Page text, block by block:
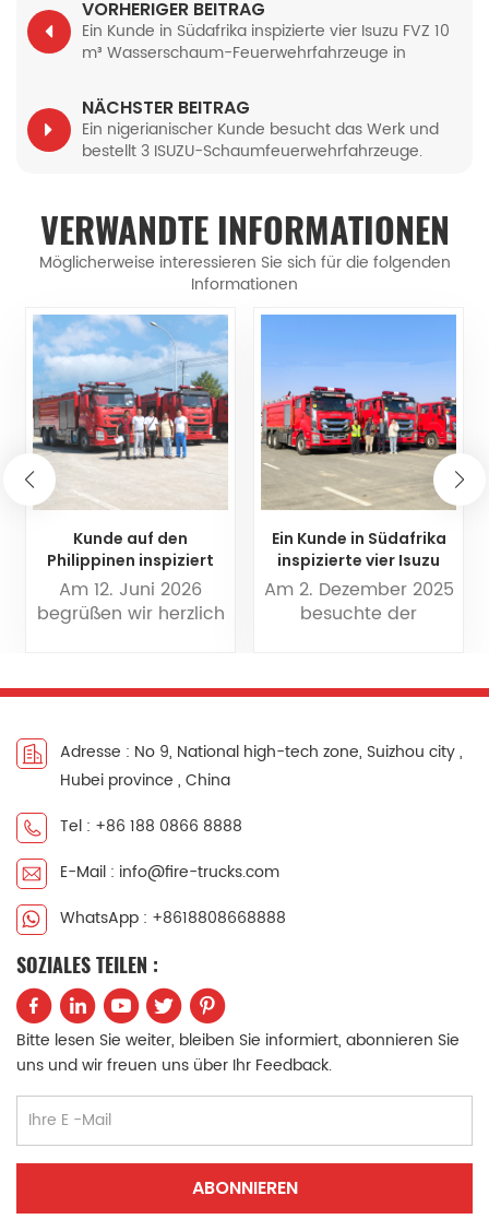
VORHERIGER BEITRAG
Ein Kunde in Südafrika inspizierte vier Isuzu FVZ 10
m³ Wasserschaum-Feuerwehrfahrzeuge in
NÄCHSTER BEITRAG
Ein nigerianischer Kunde besucht das Werk und
bestellt 3 ISUZU-Schaumfeuerwehrfahrzeuge.
VERWANDTE INFORMATIONEN
Möglicherweise interessieren Sie sich für die folgenden
Informationen
Kunde auf den
Philippinen inspiziert
ISUZU-Trockenpulver-
Schaum-
Feuerwehrfahrzeug
Am 12. Juni 2026
begrüßen wir herzlich
seinem Besuch bei
von 3 Einheiten ISUZU
GIGA Trockenpulver-
Schaum-
Feuerlöschfahrzeugen.
Isuzu GIGA
Feuerlöschfahrzeug
gewöhnlicher fester
Materialien (wie
Gebäude, Holz,
Chemikalien usw.)
direkt durch
bordeigene
Wasserpumpen,
Wasserpistolen,
Wasserwerfer und
andere Ausrüstungen
löschen. Die Isuzu-
Feuerlöschfahrzeuge
werden für ein
Ein Kunde in Südafrika
inspizierte vier Isuzu
FVZ 10 m³
Wasserschaum-
Feuerwehrfahrzeuge in
Am 2. Dezember 2025
besuchte der
Werk von Powerstar
vier Isuzu FVZ-
und einen
Schaummitteltankwagen.
Die wichtigste
Feuerlöschpumpe
CB10/140, die im
Brandfall einen
großen Vorteil
Adresse : No 9, National high-tech zone, Suizhou city ,
Hubei province , China
Tel : +86 188 0866 8888
E-Mail : info@fire-trucks.com
WhatsApp : +8618808668888
SOZIALES TEILEN :
Bitte lesen Sie weiter, bleiben Sie informiert, abonnieren Sie
uns und wir freuen uns über Ihr Feedback.